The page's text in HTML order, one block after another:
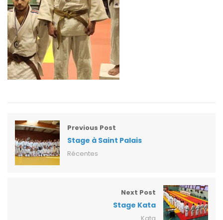
Previous Post
Stage à Saint Palais
Récentes
Next Post
Stage Kata
Kata